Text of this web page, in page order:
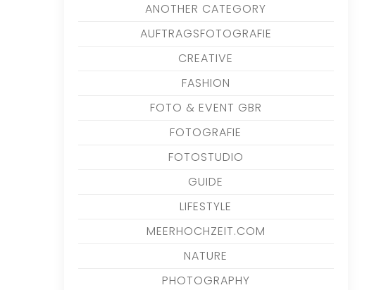
ANOTHER CATEGORY
AUFTRAGSFOTOGRAFIE
CREATIVE
FASHION
FOTO & EVENT GBR
FOTOGRAFIE
FOTOSTUDIO
GUIDE
LIFESTYLE
MEERHOCHZEIT.COM
NATURE
PHOTOGRAPHY